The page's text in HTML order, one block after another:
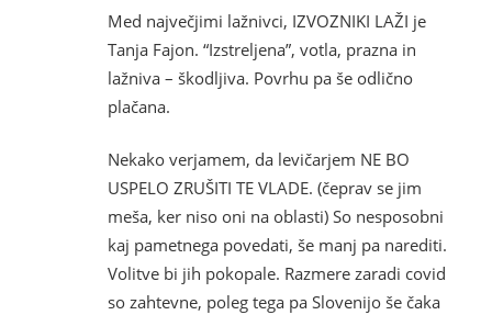
Med največjimi lažnivci, IZVOZNIKI LAŽI je
Tanja Fajon. “Izstreljena”, votla, prazna in
lažniva – škodljiva. Povrhu pa še odlično
plačana.
Nekako verjamem, da levičarjem NE BO
USPELO ZRUŠITI TE VLADE. (čeprav se jim
meša, ker niso oni na oblasti) So nesposobni
kaj pametnega povedati, še manj pa narediti.
Volitve bi jih pokopale. Razmere zaradi covid
so zahtevne, poleg tega pa Slovenijo še čaka